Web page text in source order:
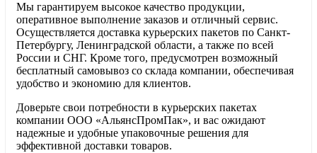
Мы гарантируем высокое качество продукции,
оперативное выполнение заказов и отличный сервис.
Осуществляется доставка курьерских пакетов по Санкт-
Петербургу, Ленинградской области, а также по всей
России и СНГ. Кроме того, предусмотрен возможный
бесплатный самовывоз со склада компании, обеспечивая
удобство и экономию для клиентов.
Доверьте свои потребности в курьерских пакетах
компании ООО «АльянсПромПак», и вас ожидают
надежные и удобные упаковочные решения для
эффективной доставки товаров.